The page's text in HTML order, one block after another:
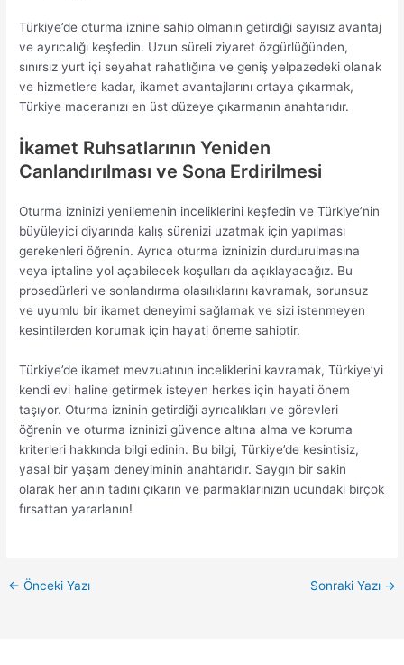
Türkiye’de oturma iznine sahip olmanın getirdiği sayısız avantaj
ve ayrıcalığı keşfedin. Uzun süreli ziyaret özgürlüğünden,
sınırsız yurt içi seyahat rahatlığına ve geniş yelpazedeki olanak
ve hizmetlere kadar, ikamet avantajlarını ortaya çıkarmak,
Türkiye maceranızı en üst düzeye çıkarmanın anahtarıdır.
İkamet Ruhsatlarının Yeniden
Canlandırılması ve Sona Erdirilmesi
Oturma izninizi yenilemenin inceliklerini keşfedin ve Türkiye’nin
büyüleyici diyarında kalış sürenizi uzatmak için yapılması
gerekenleri öğrenin. Ayrıca oturma izninizin durdurulmasına
veya iptaline yol açabilecek koşulları da açıklayacağız. Bu
prosedürleri ve sonlandırma olasılıklarını kavramak, sorunsuz
ve uyumlu bir ikamet deneyimi sağlamak ve sizi istenmeyen
kesintilerden korumak için hayati öneme sahiptir.
Türkiye’de ikamet mevzuatının inceliklerini kavramak, Türkiye’yi
kendi evi haline getirmek isteyen herkes için hayati önem
taşıyor. Oturma izninin getirdiği ayrıcalıkları ve görevleri
öğrenin ve oturma izninizi güvence altına alma ve koruma
kriterleri hakkında bilgi edinin. Bu bilgi, Türkiye’de kesintisiz,
yasal bir yaşam deneyiminin anahtarıdır. Saygın bir sakin
olarak her anın tadını çıkarın ve parmaklarınızın ucundaki birçok
fırsattan yararlanın!
← Önceki Yazı Sonraki Yazı →